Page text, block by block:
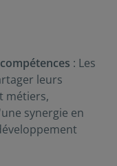
: Les
leurs
métiers,
synergie en